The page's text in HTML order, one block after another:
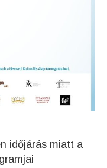
időjárás miatt a